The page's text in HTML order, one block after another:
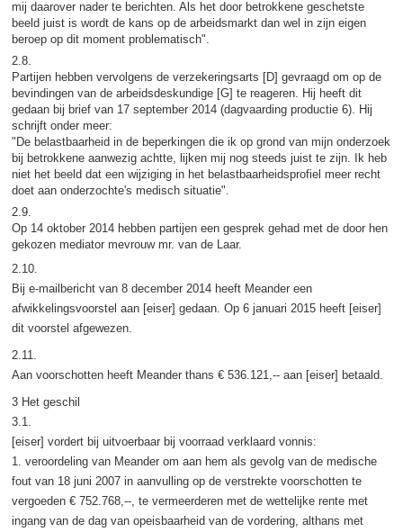
mij daarover nader te berichten. Als het door betrokkene geschetste
beeld juist is wordt de kans op de arbeidsmarkt dan wel in zijn eigen
beroep op dit moment problematisch".
2.8.
Partijen hebben vervolgens de verzekeringsarts [D] gevraagd om op de
bevindingen van de arbeidsdeskundige [G] te reageren. Hij heeft dit
gedaan bij brief van 17 september 2014 (dagvaarding productie 6). Hij
schrijft onder meer:
"De belastbaarheid in de beperkingen die ik op grond van mijn onderzoek
bij betrokkene aanwezig achtte, lijken mij nog steeds juist te zijn. Ik heb
niet het beeld dat een wijziging in het belastbaarheidsprofiel meer recht
doet aan onderzochte's medisch situatie".
2.9.
Op 14 oktober 2014 hebben partijen een gesprek gehad met de door hen
gekozen mediator mevrouw mr. van de Laar.
2.10.
Bij e-mailbericht van 8 december 2014 heeft Meander een
afwikkelingsvoorstel aan [eiser] gedaan. Op 6 januari 2015 heeft [eiser]
dit voorstel afgewezen.
2.11.
Aan voorschotten heeft Meander thans € 536.121,-- aan [eiser] betaald.
3 Het geschil
3.1.
[eiser] vordert bij uitvoerbaar bij voorraad verklaard vonnis:
1. veroordeling van Meander om aan hem als gevolg van de medische
fout van 18 juni 2007 in aanvulling op de verstrekte voorschotten te
vergoeden € 752.768,--, te vermeerderen met de wettelijke rente met
ingang van de dag van opeisbaarheid van de vordering, althans met